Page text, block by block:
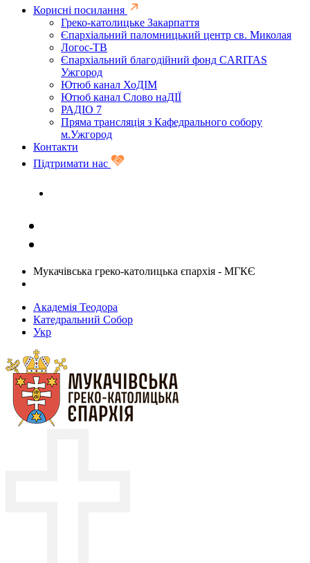
Корисні посилання
Греко-католицьке Закарпаття
Єпархіальний паломницький центр св. Миколая
Логос-ТВ
Єпархіальний благодійний фонд CARITAS
Ужгород
Ютюб канал ХоДІМ
Ютюб канал Слово наДІЇ
РАДІО 7
Пряма трансляція з Кафедрального собору
м.Ужгород
Контакти
Підтримати нас
Мукачівська греко-католицька єпархія - МГКЄ
Академія Теодора
Катедральний Собор
Укр